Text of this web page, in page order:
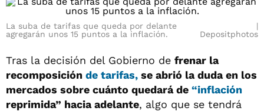
La suba de tarifas que queda por delante
agregarán unos 15 puntos a la inflación.
Depositphotos
Tras la decisión del Gobierno de frenar la
recomposición de tarifas, se abrió la duda en los
mercados sobre cuánto quedará de “inflación
reprimida” hacia adelante, algo que se tendrá